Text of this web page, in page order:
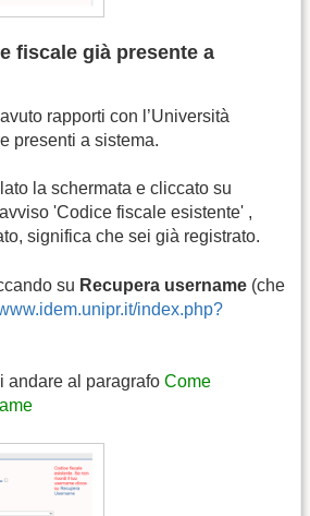
fiscale già presente a
rapporti con l’Università
presenti a sistema.
la schermata e cliccato su
'Codice fiscale esistente' ,
significa che sei già registrato.
su Recupera username (che
index.php?
andare al paragrafo Come